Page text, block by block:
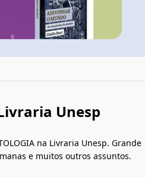
Unesp
na Livraria Unesp. Grande
e muitos outros assuntos.